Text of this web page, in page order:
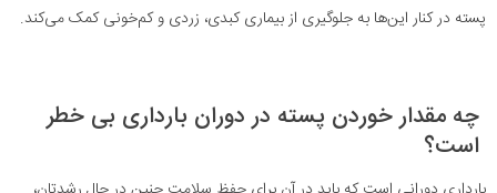
پسته در کنار این‌ها به جلوگیری از بیماری کبدی، زردی و کم‌خونی کمک می‌کند.
چه مقدار خوردن پسته در دوران بارداری بی خطر
است؟